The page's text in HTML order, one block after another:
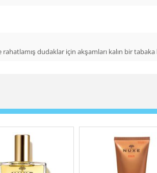
dudaklar için akşamları kalın bir